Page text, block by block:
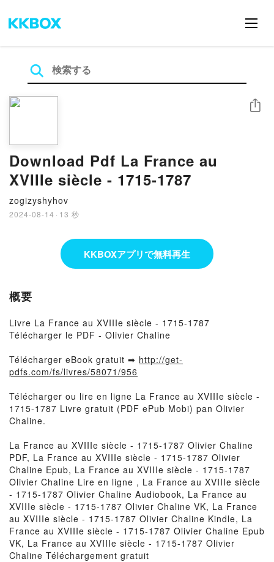
Download Pdf La France au
XVIIIe siècle - 1715-1787
zogizyshyhov
2024-08-14 · 13 秒
シェア
KKBOXアプリで無料再生
概要
Livre La France au XVIIIe siècle - 1715-1787
Télécharger le PDF - Olivier Chaline
Télécharger eBook gratuit ➡ http://get-
pdfs.com/fs/livres/58071/956
Télécharger ou lire en ligne La France au XVIIIe siècle -
1715-1787 Livre gratuit (PDF ePub Mobi) pan Olivier
Chaline.
La France au XVIIIe siècle - 1715-1787 Olivier Chaline
PDF, La France au XVIIIe siècle - 1715-1787 Olivier
Chaline Epub, La France au XVIIIe siècle - 1715-1787
Olivier Chaline Lire en ligne , La France au XVIIIe siècle
- 1715-1787 Olivier Chaline Audiobook, La France au
XVIIIe siècle - 1715-1787 Olivier Chaline VK, La France
au XVIIIe siècle - 1715-1787 Olivier Chaline Kindle, La
France au XVIIIe siècle - 1715-1787 Olivier Chaline Epub
VK, La France au XVIIIe siècle - 1715-1787 Olivier
Chaline Téléchargement gratuit